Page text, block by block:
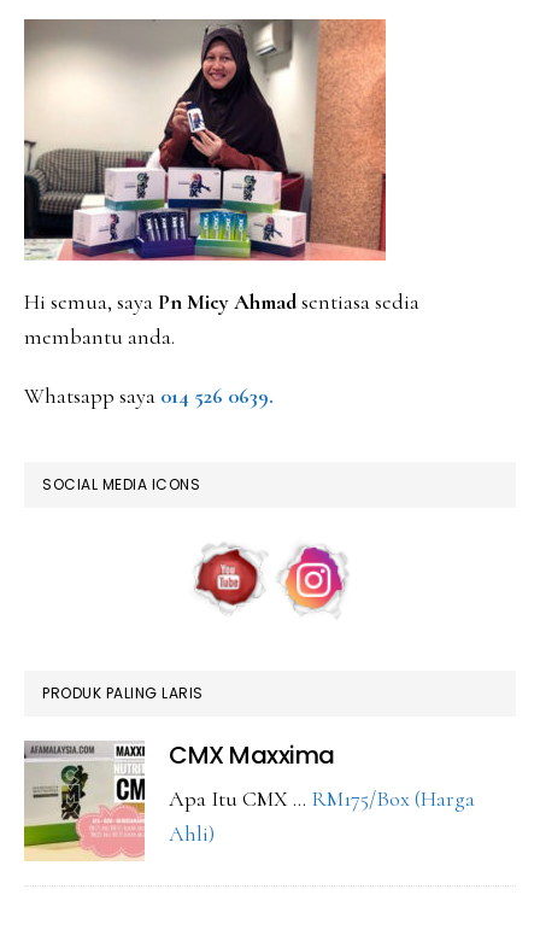
PRIMARY
SIDEBAR
Hi semua, saya Pn Miey Ahmadsentiasa sedia
membantu anda.
Whatsapp saya 014 526 0639.
SOCIAL MEDIA ICONS
PRODUK PALING LARIS
CMX Maxxima
Apa Itu CMX … RM175/Box (Harga
Ahli)